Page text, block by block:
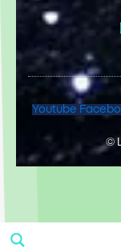
Youtube